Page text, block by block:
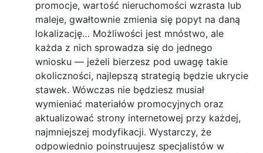
promocje, wartość nieruchomości wzrasta lub
maleje, gwałtownie zmienia się popyt na daną
lokalizację… Możliwości jest mnóstwo, ale
każda z nich sprowadza się do jednego
wniosku — jeżeli bierzesz pod uwagę takie
okoliczności, najlepszą strategią będzie ukrycie
stawek. Wówczas nie będziesz musiał
wymieniać materiałów promocyjnych oraz
aktualizować strony internetowej przy każdej,
najmniejszej modyfikacji. Wystarczy, że
odpowiednio poinstruujesz specjalistów w